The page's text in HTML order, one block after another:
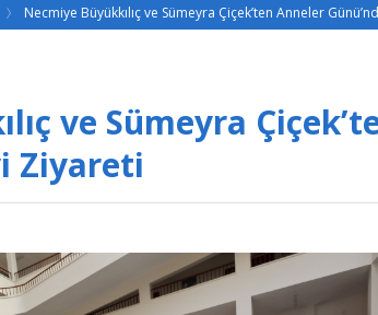
Necmiye Büyükkılıç ve Sümeyra Çiçek’ten Anneler
ve Sümeyra
Ziyareti